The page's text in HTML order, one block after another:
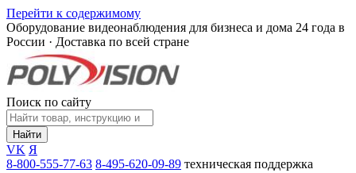
Перейти к содержимому
Оборудование видеонаблюдения для бизнеса и дома 24 года в
России · Доставка по всей стране
Поиск по сайту
Найти
VK Я
8-800-555-77-63 8-495-620-09-89 техническая поддержка